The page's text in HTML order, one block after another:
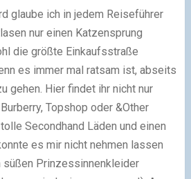
glaube ich in jedem Reiseführer
nur einen Katzensprung
die größte Einkaufsstraße
es immer mal ratsam ist, abseits
gehen. Hier findet ihr nicht nur
Topshop oder &Other
Secondhand Läden und einen
es mir nicht nehmen lassen
süßen Prinzessinnenkleider